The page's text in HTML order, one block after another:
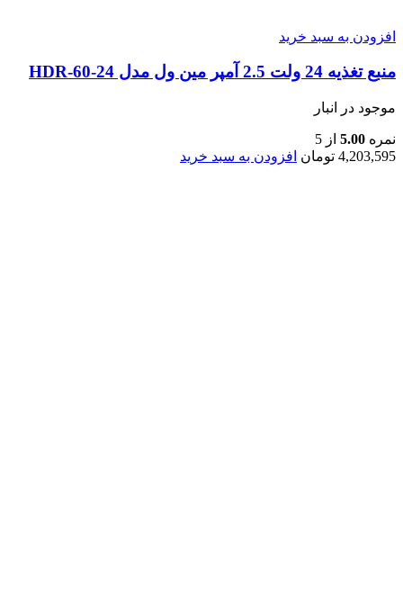
افزودن به سبد خرید
منبع تغذیه 24 ولت 2.5 آمپر مین ول مدل HDR-60-24
موجود در انبار
نمره 5.00 از 5
4,203,595 تومان افزودن به سبد خرید